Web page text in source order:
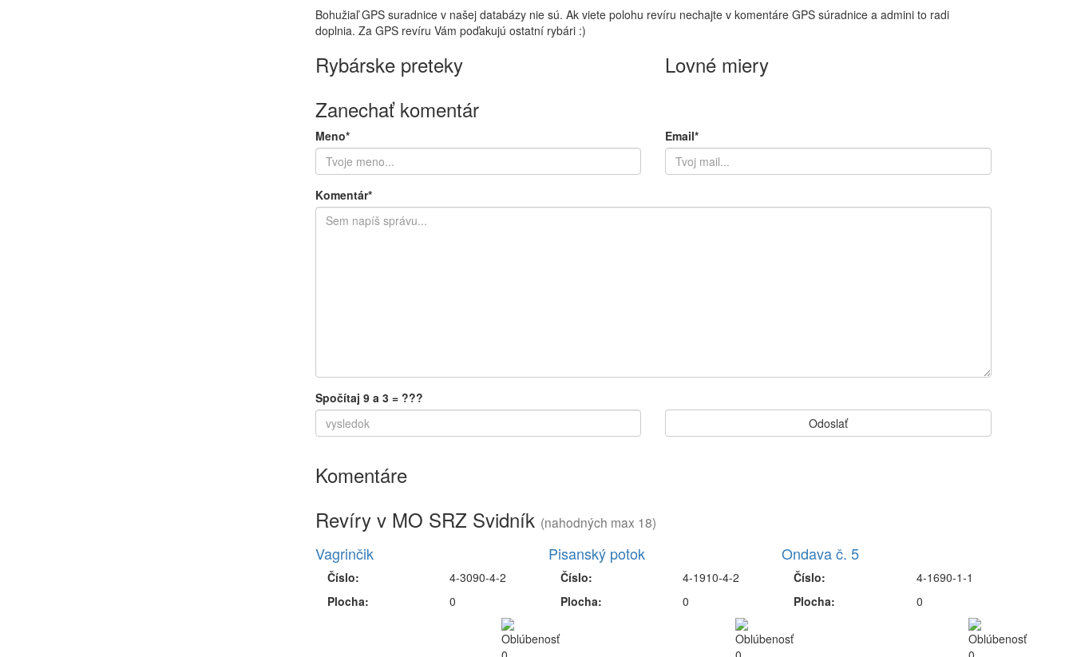
Bohužiaľ GPS suradnice v našej databázy nie sú. Ak viete polohu revíru nechajte v komentáre GPS súradnice a admini to radi
doplnia. Za GPS revíru Vám poďakujú ostatní rybári :)
Rybárske preteky
Lovné miery
Zanechať komentár
Meno* Email*
Komentár*
Spočítaj 9 a 3 = ???
Komentáre
Revíry v MO SRZ Svidník (nahodných max 18)
Vagrinčik
Číslo:
Plocha:
4-3090-4-2
0
Pisanský potok
Číslo:
Plocha:
4-1910-4-2
0
Ondava č. 5
Číslo:
Plocha:
4-1690-1-1
0